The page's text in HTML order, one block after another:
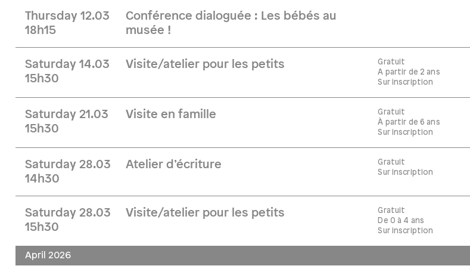
Thursday 12.03
18h15
Conférence dialoguée : Les bébés au
musée !
Saturday 14.03
15h30
Visite/atelier pour les petits
Gratuit
A partir de 2 ans
Sur inscription
Saturday 21.03
15h30
Visite en famille
Gratuit
À partir de 6 ans
Sur inscription
Saturday 28.03
14h30
Atelier d’écriture
Gratuit
Sur inscription
Saturday 28.03
15h30
Visite/atelier pour les petits
Gratuit
De 0 à 4 ans
Sur inscription
April 2026